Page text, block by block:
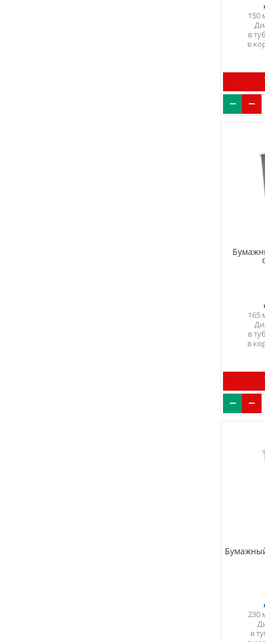
150
в
в
165
в
в
230
в